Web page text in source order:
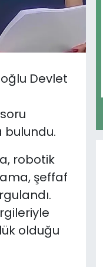
Devlet
bulundu.
robotik
şeffaf
olduğu